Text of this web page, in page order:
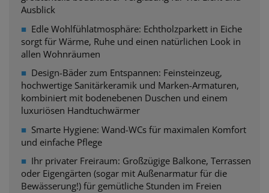
Ausblick
■ Edle Wohlfühlatmosphäre: Echtholzparkett in Eiche
sorgt für Wärme, Ruhe und einen natürlichen Look in
allen Wohnräumen
■ Design-Bäder zum Entspannen: Feinsteinzeug,
hochwertige Sanitärkeramik und Marken-Armaturen,
kombiniert mit bodenebenen Duschen und einem
luxuriösen Handtuchwärmer
■ Smarte Hygiene: Wand-WCs für maximalen Komfort
und einfache Pflege
■ Ihr privater Freiraum: Großzügige Balkone, Terrassen
oder Eigengärten (sogar mit Außenarmatur für die
Bewässerung!) für gemütliche Stunden im Freien